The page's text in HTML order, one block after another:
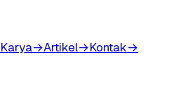
Karya→Artikel→Kontak→